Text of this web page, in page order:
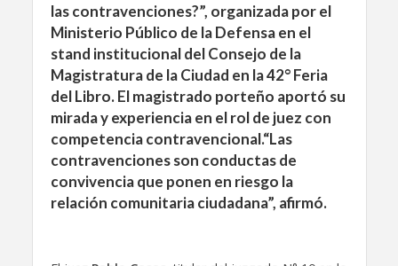
las contravenciones?”, organizada por el
Ministerio Público de la Defensa en el
stand institucional del Consejo de la
Magistratura de la Ciudad en la 42° Feria
del Libro. El magistrado porteño aportó su
mirada y experiencia en el rol de juez con
competencia contravencional.“Las
contravenciones son conductas de
convivencia que ponen en riesgo la
relación comunitaria ciudadana”, afirmó.